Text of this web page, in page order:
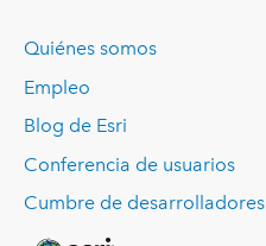
Quiénes somos
Empleo
Blog de Esri
Conferencia de usuarios
Cumbre de desarrolladores